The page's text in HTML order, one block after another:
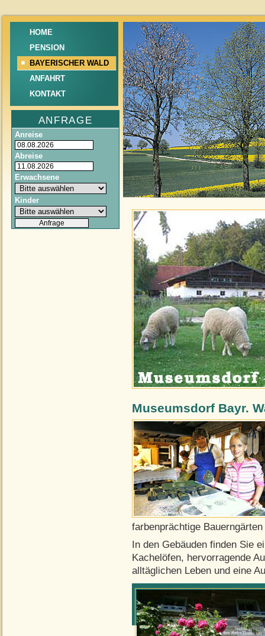
HOME
PENSION
BAYERISCHER WALD
ANFAHRT
KONTAKT
ANFRAGE
Anreise
Abreise
Erwachsene
Kinder
Museumsdorf Bayr.
farbenprächtige
In den Gebäuden finden Sie
Kachelöfen, hervorragende
alltäglichen Leben und eine